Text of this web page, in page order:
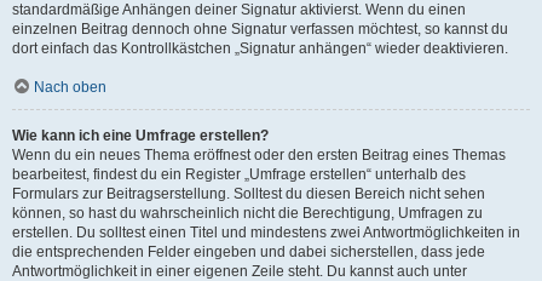
standardmäßige Anhängen deiner Signatur aktivierst. Wenn du einen
einzelnen Beitrag dennoch ohne Signatur verfassen möchtest, so kannst du
dort einfach das Kontrollkästchen „Signatur anhängen“ wieder deaktivieren.
Nach oben
Wie kann ich eine Umfrage erstellen?
Wenn du ein neues Thema eröffnest oder den ersten Beitrag eines Themas
bearbeitest, findest du ein Register „Umfrage erstellen“ unterhalb des
Formulars zur Beitragserstellung. Solltest du diesen Bereich nicht sehen
können, so hast du wahrscheinlich nicht die Berechtigung, Umfragen zu
erstellen. Du solltest einen Titel und mindestens zwei Antwortmöglichkeiten in
die entsprechenden Felder eingeben und dabei sicherstellen, dass jede
Antwortmöglichkeit in einer eigenen Zeile steht. Du kannst auch unter